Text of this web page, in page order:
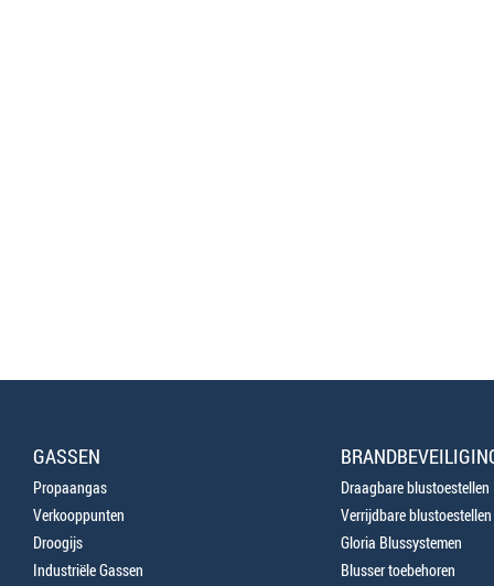
GASSEN
Propaangas
Verkooppunten
Droogijs
Industriële Gassen
Draagbare blustoestellen
Verrijdbare blustoestellen
Gloria Blussystemen
Blusser toebehoren